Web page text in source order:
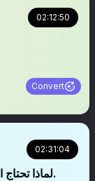
02:12:50
Convert
02:31:04
لماذا تحتاج امريكا هذه الحرب الان اكثر من اي وقت مضى.